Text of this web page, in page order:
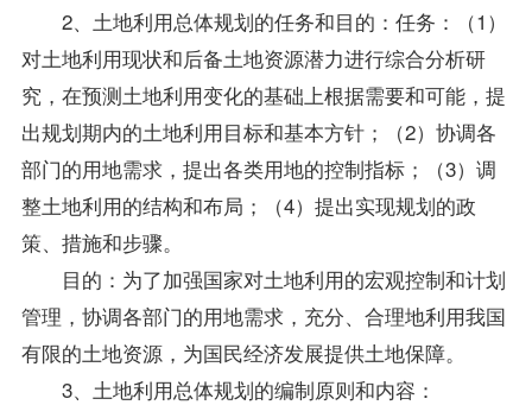
2、土地利用总体规划的任务和目的：任务：（1）
对土地利用现状和后备土地资源潜力进行综合分析研
究，在预测土地利用变化的基础上根据需要和可能，提
出规划期内的土地利用目标和基本方针；（2）协调各
部门的用地需求，提出各类用地的控制指标；（3）调
整土地利用的结构和布局；（4）提出实现规划的政
策、措施和步骤。
目的：为了加强国家对土地利用的宏观控制和计划
管理，协调各部门的用地需求，充分、合理地利用我国
有限的土地资源，为国民经济发展提供土地保障。
3、土地利用总体规划的编制原则和内容：